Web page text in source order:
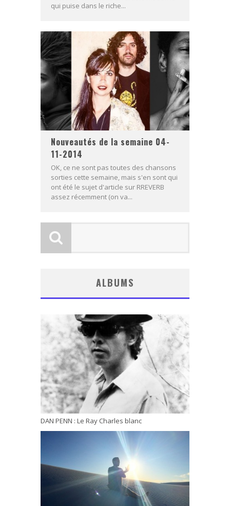
qui puise dans le riche...
Nouveautés de la semaine 04-
11-2014
OK, ce ne sont pas toutes des chansons
sorties cette semaine, mais s'en sont qui
ont été le sujet d'article sur RREVERB
assez récemment (on va...
ALBUMS
DAN PENN : Le Ray Charles blanc